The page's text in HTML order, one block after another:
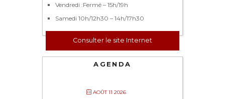
Vendredi :Fermé – 15h/19h
Samedi 10h/12h30 – 14h/17h30
Consulter le site Internet
AGENDA
AOÛT 11 2026